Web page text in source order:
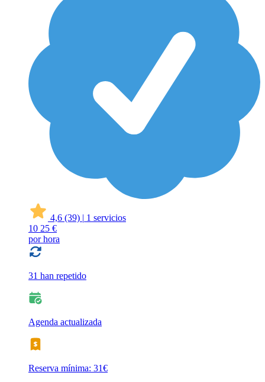
4,6 (39) | 1 servicios
10 25 €
por hora
31 han repetido
Agenda actualizada
Reserva mínima: 31€